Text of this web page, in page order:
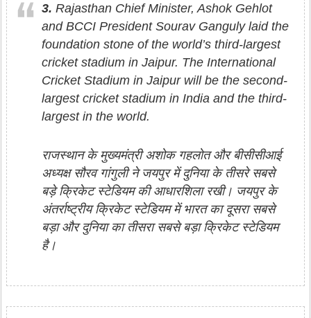
3. Rajasthan Chief Minister, Ashok Gehlot
and BCCI President Sourav Ganguly laid the
foundation stone of the world’s third-largest
cricket stadium in Jaipur. The International
Cricket Stadium in Jaipur will be the second-
largest cricket stadium in India and the third-
largest in the world.
राजस्थान के मुख्यमंत्री अशोक गहलोत और बीसीसीआई
अध्यक्ष सौरव गांगुली ने जयपुर में दुनिया के तीसरे सबसे
बड़े क्रिकेट स्टेडियम की आधारशिला रखी। जयपुर के
अंतर्राष्ट्रीय क्रिकेट स्टेडियम में भारत का दूसरा सबसे
बड़ा और दुनिया का तीसरा सबसे बड़ा क्रिकेट स्टेडियम
है।